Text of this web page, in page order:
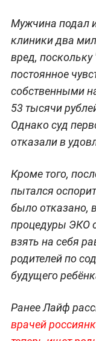
Мужчина подал
клиники два
вред,
постоянное
собственными
53 тысячи
Однако суд
отказали в
Кроме того,
пытался
было отказано,
процедуры ЭКО
взять на себя
родителей по
будущего
Ранее Лайф
врачей